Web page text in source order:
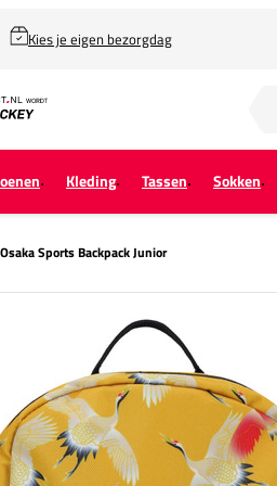
Kies je eigen bezorgdag
Kleding Tassen Sokken
Osaka Sports Backpack Junior